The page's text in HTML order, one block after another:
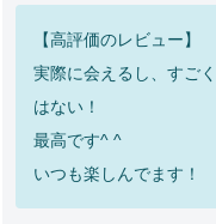
【高評価のレビュー】
実際に会えるし、すご
はない！
最高です^ ^
いつも楽しんでます！